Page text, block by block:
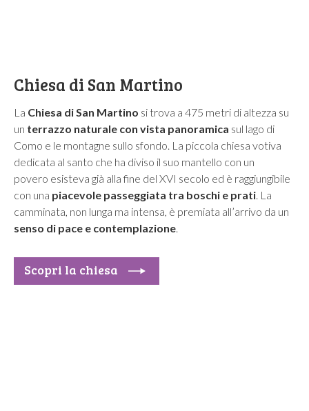
Chiesa di San Martino
La Chiesa di San Martino si trova a 475 metri di altezza su
un terrazzo naturale con vista panoramica sul lago di
Como e le montagne sullo sfondo. La piccola chiesa votiva
dedicata al santo che ha diviso il suo mantello con un
povero esisteva già alla fine del XVI secolo ed è raggiungibile
con una piacevole passeggiata tra boschi e prati. La
camminata, non lunga ma intensa, è premiata all’arrivo da un
senso di pace e contemplazione.
Scopri la chiesa